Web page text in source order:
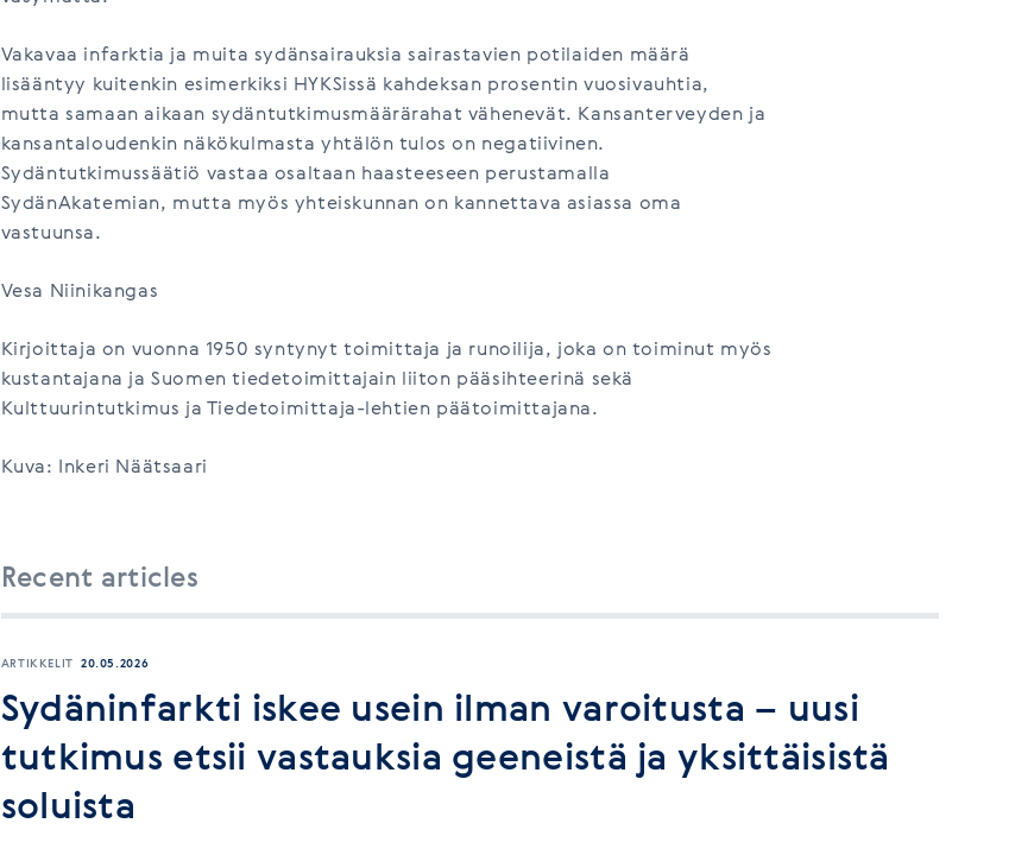
Vakavaa infarktia ja muita sydänsairauksia sairastavien potilaiden määrä
lisääntyy kuitenkin esimerkiksi HYKSissä kahdeksan prosentin vuosivauhtia,
mutta samaan aikaan sydäntutkimusmäärärahat vähenevät. Kansanterveyden ja
kansantaloudenkin näkökulmasta yhtälön tulos on negatiivinen.
Sydäntutkimussäätiö vastaa osaltaan haasteeseen perustamalla
SydänAkatemian, mutta myös yhteiskunnan on kannettava asiassa oma
vastuunsa.
Vesa Niinikangas
Kirjoittaja on vuonna 1950 syntynyt toimittaja ja runoilija, joka on toiminut myös
kustantajana ja Suomen tiedetoimittajain liiton pääsihteerinä sekä
Kulttuurintutkimus ja Tiedetoimittaja-lehtien päätoimittajana.
Kuva: Inkeri Näätsaari
Recent articles
ARTIKKELIT 20.05.2026
Sydäninfarkti iskee usein ilman varoitusta – uusi
tutkimus etsii vastauksia geeneistä ja yksittäisistä
soluista